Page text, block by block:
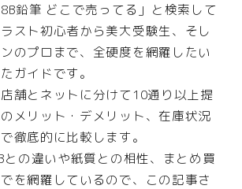
ト
鉛筆 どこで売ってる」と検索して
スト初心者から美大受験生、そし
のプロまで、全硬度を網羅したい
ガイドです。
舗とネットに分けて10通り以上提
メリット・デメリット、在庫状況
徹底的に比較します。
との違いや紙質との相性、まとめ買
を網羅しているので、この記事さ